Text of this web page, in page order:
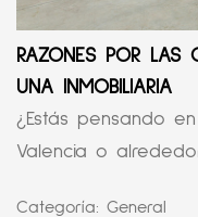
RAZONES POR LAS
UNA INMOBILIARIA
¿Estás pensando
Valencia o
Categoría: General